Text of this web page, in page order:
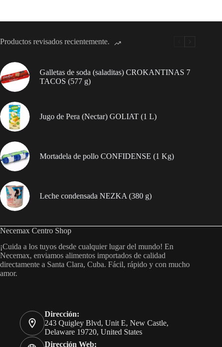
Limpio
perfumado
-
g)
cantidad
Productos revisados recientemente.
Galletas de soda (saladitas) CROKANTINAS 7
TACOS (577 g)
Jugo de Pera (Nectar) GOLIAT (1 L)
Mortadela de pollo CONFIDENSE (1 Kg)
Leche condensada NEZKA (380 g)
Necemax Centro Shop
¡Cuida a los tuyos desde cualquier lugar del mundo! En
Necemax, enviamos alimentos importados de calidad
directamente a Santa Clara, Cuba. Fácil, rápido y con mucho
amor.
Dirección:
243 Quigley Blvd, Unit E, New Castle,
Delaware 19720, United States
Dirección Web: